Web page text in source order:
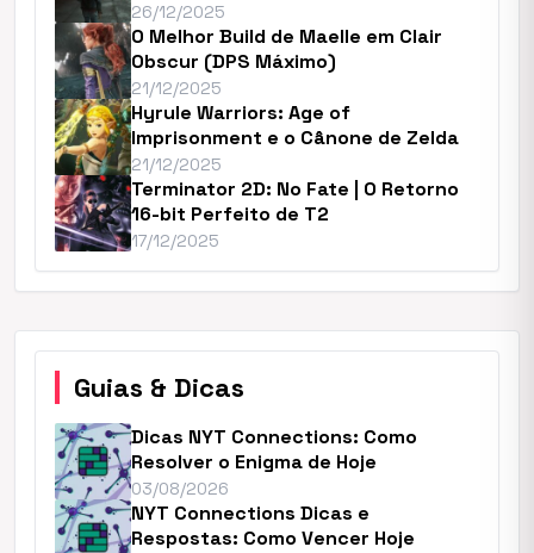
26/12/2025
O Melhor Build de Maelle em Clair
Obscur (DPS Máximo)
21/12/2025
Hyrule Warriors: Age of
Imprisonment e o Cânone de Zelda
21/12/2025
Terminator 2D: No Fate | O Retorno
16-bit Perfeito de T2
17/12/2025
Guias & Dicas
Dicas NYT Connections: Como
Resolver o Enigma de Hoje
03/08/2026
NYT Connections Dicas e
Respostas: Como Vencer Hoje